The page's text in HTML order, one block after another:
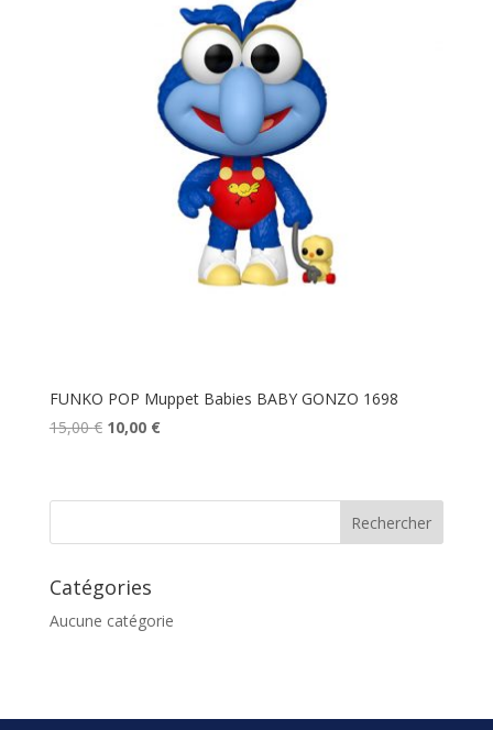
FUNKO POP Muppet Babies BABY GONZO 1698
15,00€ Le
était :
10,00 €Le
est :
Catégories
Aucune catégorie